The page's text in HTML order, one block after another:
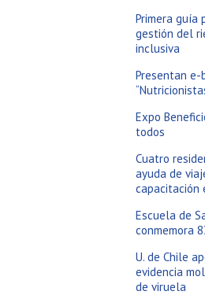
Primera guía
gestión del
inclusiva
Presentan e-
Expo
todos
Cuatro
ayuda de
capacitación
Escuela de
conmemora
U. de Chile
evidencia
de viruela